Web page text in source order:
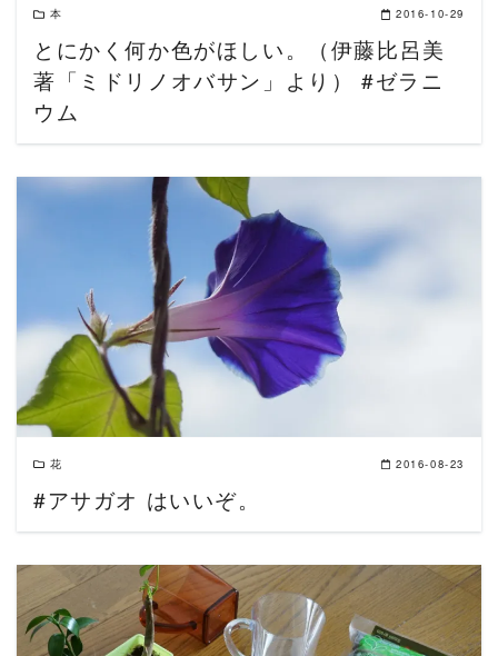
本 2016-10-29
とにかく何か色がほしい。（伊藤比呂美
著「ミドリノオバサン」より） #ゼラニ
ウム
READ MORE
花 2016-08-23
#アサガオ はいいぞ。